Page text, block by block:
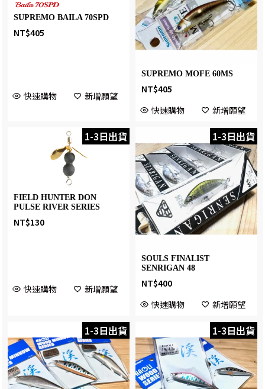
SUPREMO BAILA 70SPD
NT$405
快速購物 新增願望
SUPREMO MOFE 60MS
NT$405
快速購物
新增願望
1-3日出貨
FIELD HUNTER DON
PULSE RIVER SERIES
NT$130
快速購物 新增願望
1-3日出貨
SOULS FINALIST
SENRIGAN 48
NT$400
快速購物
新增願望
1-3日出貨 1-3日出貨